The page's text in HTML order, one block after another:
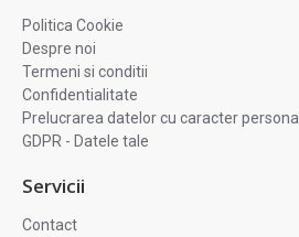
Politica Cookie
Despre noi
Termeni si conditii
Confidentialitate
Prelucrarea datelor cu caracter personal
GDPR - Datele tale
Servicii
Contact